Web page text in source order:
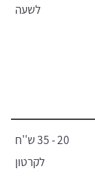
לשעה
20 - 35 ש''ח
לקרטון